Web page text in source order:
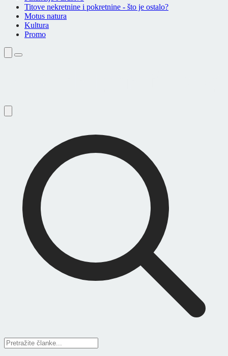
Titove nekretnine i pokretnine - što je ostalo?
Motus natura
Kultura
Promo